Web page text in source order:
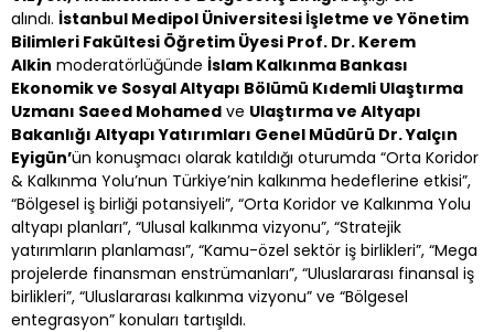
alındı. İstanbul Medipol Üniversitesi İşletme ve Yönetim
Bilimleri Fakültesi Öğretim Üyesi Prof. Dr. Kerem
Alkin moderatörlüğünde İslam Kalkınma Bankası
Ekonomik ve Sosyal Altyapı Bölümü Kıdemli Ulaştırma
Uzmanı Saeed Mohamed ve Ulaştırma ve Altyapı
Bakanlığı Altyapı Yatırımları Genel Müdürü Dr. Yalçın
Eyigün’ün konuşmacı olarak katıldığı oturumda “Orta Koridor
& Kalkınma Yolu’nun Türkiye’nin kalkınma hedeflerine etkisi”,
“Bölgesel iş birliği potansiyeli”, “Orta Koridor ve Kalkınma Yolu
altyapı planları”, “Ulusal kalkınma vizyonu”, “Stratejik
yatırımların planlaması”, “Kamu-özel sektör iş birlikleri”, “Mega
projelerde finansman enstrümanları”, “Uluslararası finansal iş
birlikleri”, “Uluslararası kalkınma vizyonu” ve “Bölgesel
entegrasyon” konuları tartışıldı.